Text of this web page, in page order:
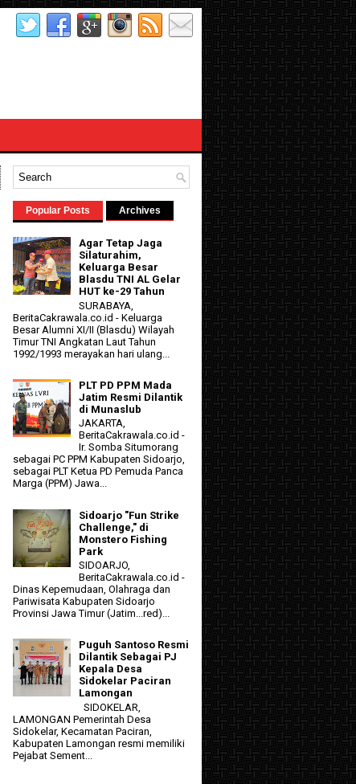
Popular Posts Archives
Agar Tetap Jaga
Silaturahim,
Keluarga Besar
Blasdu TNI AL Gelar
HUT ke-29 Tahun
SURABAYA,
BeritaCakrawala.co.id - Keluarga
Besar Alumni XI/II (Blasdu) Wilayah
Timur TNI Angkatan Laut Tahun
1992/1993 merayakan hari ulang...
PLT PD PPM Mada
Jatim Resmi Dilantik
di Munaslub
JAKARTA,
BeritaCakrawala.co.id -
Ir. Somba Situmorang
sebagai PC PPM Kabupaten Sidoarjo,
sebagai PLT Ketua PD Pemuda Panca
Marga (PPM) Jawa...
Sidoarjo "Fun Strike
Challenge," di
Monstero Fishing
Park
SIDOARJO,
BeritaCakrawala.co.id -
Dinas Kepemudaan, Olahraga dan
Pariwisata Kabupaten Sidoarjo
Provinsi Jawa Timur (Jatim...red)...
Puguh Santoso Resmi
Dilantik Sebagai PJ
Kepala Desa
Sidokelar Paciran
Lamongan
SIDOKELAR,
LAMONGAN Pemerintah Desa
Sidokelar, Kecamatan Paciran,
Kabupaten Lamongan resmi memiliki
Pejabat Sement...